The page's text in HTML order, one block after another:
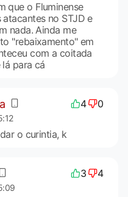
que o Fluminense
no STJD e
nada. Ainda me
"rebaixamento" em
com a coitada
para cá
4 0
o curintia, k
3 4